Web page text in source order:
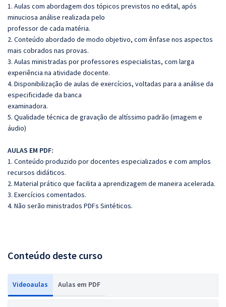
1. Aulas com abordagem dos tópicos previstos no edital, após
minuciosa análise realizada pelo
professor de cada matéria.
2. Conteúdo abordado de modo objetivo, com ênfase nos aspectos
mais cobrados nas provas.
3. Aulas ministradas por professores especialistas, com larga
experiência na atividade docente.
4. Disponibilização de aulas de exercícios, voltadas para a análise da
especificidade da banca
examinadora.
5. Qualidade técnica de gravação de altíssimo padrão (imagem e
áudio)
AULAS EM PDF:
1. Conteúdo produzido por docentes especializados e com amplos
recursos didáticos.
2. Material prático que facilita a aprendizagem de maneira acelerada.
3. Exercícios comentados.
4. Não serão ministrados PDFs Sintéticos.
Conteúdo deste curso
Videoaulas Aulas em PDF